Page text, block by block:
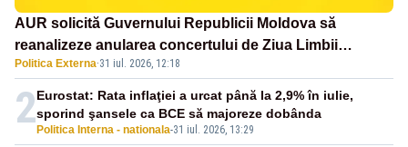
AUR solicită Guvernului Republicii Moldova să
reanalizeze anularea concertului de Ziua Limbii
Române
Politica Externa·31 iul. 2026, 12:18
2 Politica Interna - nationala-31 iul. 2026, 13:29
Eurostat: Rata inflaţiei a urcat până la 2,9% în iulie,
sporind şansele ca BCE să majoreze dobânda